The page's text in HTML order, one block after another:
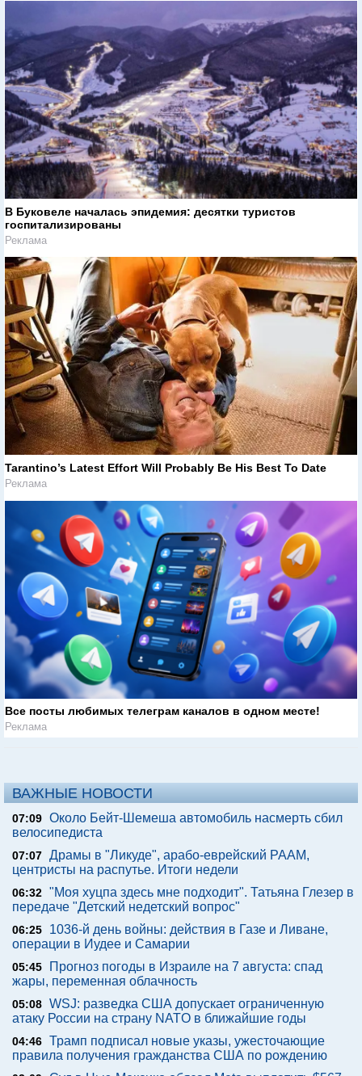
В Буковеле началась эпидемия: десятки туристов
госпитализированы
Реклама
Tarantino’s Latest Effort Will Probably Be His Best To Date
Реклама
Все посты любимых телеграм каналов в одном месте!
Реклама
ВАЖНЫЕ НОВОСТИ
07:09 Около Бейт-Шемеша автомобиль насмерть сбил
велосипедиста
07:07 Драмы в "Ликуде", арабо-еврейский РААМ,
центристы на распутье. Итоги недели
06:32 "Моя хуцпа здесь мне подходит". Татьяна Глезер в
передаче "Детский недетский вопрос"
06:25
1036-й день войны: действия в Газе и Ливане,
операции в Иудее и Самарии
05:45
Прогноз погоды в Израиле на 7 августа: спад
жары, переменная облачность
05:08 WSJ: разведка США допускает ограниченную
атаку России на страну NATO в ближайшие годы
04:46 Трамп подписал новые указы, ужесточающие
правила получения гражданства США по рождению